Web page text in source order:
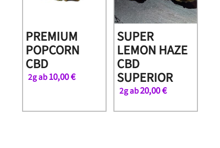
PREMIUM
POPCORN
CBD
2g ab10,00€
SUPER
LEMON HAZE
CBD
SUPERIOR
2g ab20,00€